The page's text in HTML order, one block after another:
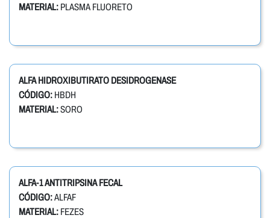
MATERIAL: PLASMA FLUORETO
ALFA HIDROXIBUTIRATO DESIDROGENASE
CÓDIGO: HBDH
MATERIAL:SORO
ALFA-1 ANTITRIPSINA FECAL
CÓDIGO:ALFAF
MATERIAL: FEZES